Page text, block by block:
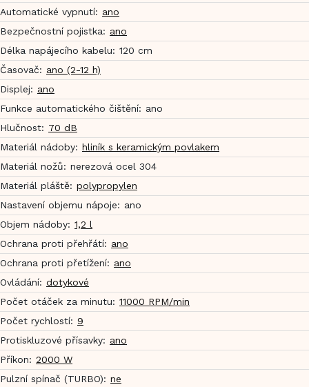
Automatické vypnutí: ano
Bezpečnostní pojistka: ano
Délka napájecího kabelu: 120 cm
Časovač: ano (2-12 h)
Displej: ano
Funkce automatického čištění: ano
Hlučnost: 70 dB
Materiál nádoby: hliník s keramickým povlakem
Materiál nožů: nerezová ocel 304
Materiál pláště: polypropylen
Nastavení objemu nápoje: ano
Objem nádoby: 1,2 l
Ochrana proti přehřátí: ano
Ochrana proti přetížení: ano
Ovládání: dotykové
Počet otáček za minutu: 11000 RPM/min
Počet rychlostí: 9
Protiskluzové přísavky: ano
Příkon: 2000 W
Pulzní spínač (TURBO): ne